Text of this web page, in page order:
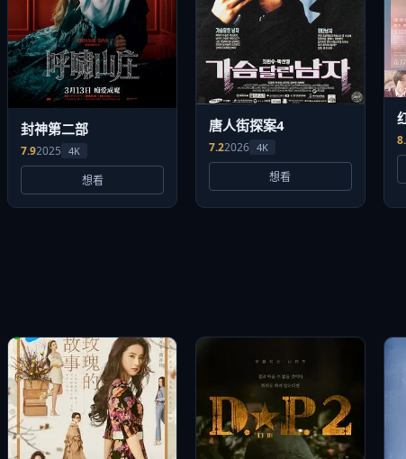
封神第二部
7.92025 4K
想看
唐人街探案4
7.22026 4K
想看